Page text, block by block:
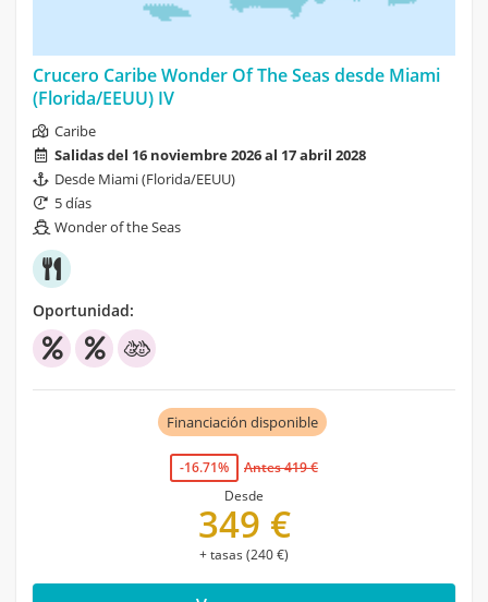
Crucero Caribe Wonder Of The Seas desde Miami
(Florida/EEUU) IV
Caribe
Salidas del 16 noviembre 2026 al 17 abril 2028
Desde Miami (Florida/EEUU)
5 días
Wonder of the Seas
Oportunidad:
Financiación disponible
-16.71%
Antes 419 €
Desde
349 €
+ tasas (240 €)